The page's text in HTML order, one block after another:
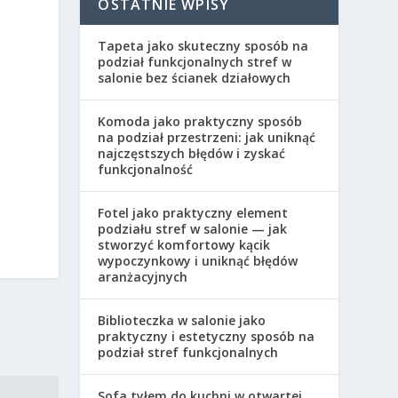
OSTATNIE WPISY
Tapeta jako skuteczny sposób na
podział funkcjonalnych stref w
salonie bez ścianek działowych
Komoda jako praktyczny sposób
na podział przestrzeni: jak uniknąć
najczęstszych błędów i zyskać
funkcjonalność
Fotel jako praktyczny element
podziału stref w salonie — jak
stworzyć komfortowy kącik
wypoczynkowy i uniknąć błędów
aranżacyjnych
Biblioteczka w salonie jako
praktyczny i estetyczny sposób na
podział stref funkcjonalnych